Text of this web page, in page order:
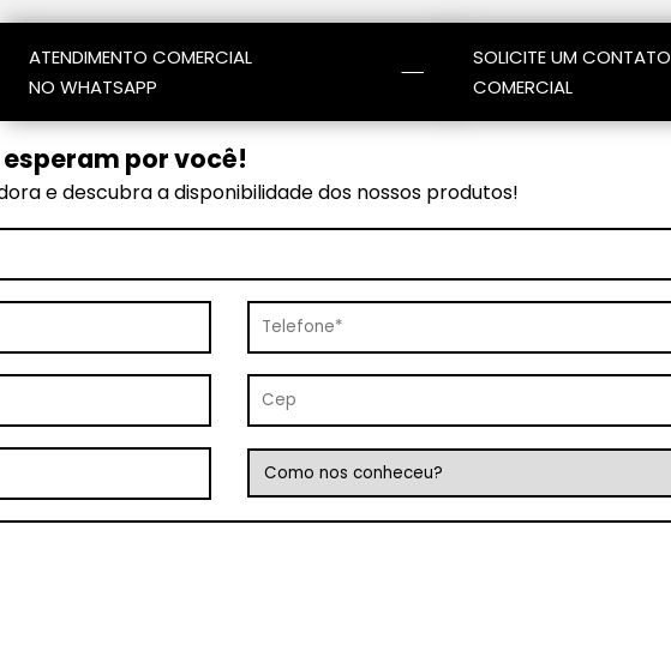
ATENDIMENTO COMERCIAL
NO WHATSAPP
SOLICITE UM CONTATO
COMERCIAL
por você!
e descubra a disponibilidade dos nossos produtos!